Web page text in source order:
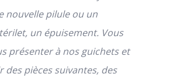
nouvelle pilule ou un
un épuisement. Vous
présenter à nos guichets et
des pièces suivantes, des